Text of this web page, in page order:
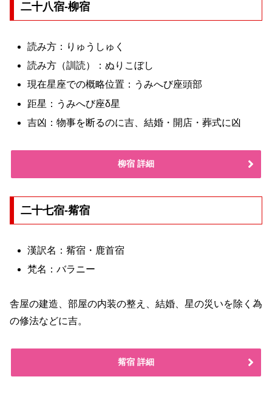
二十八宿-柳宿
読み方：りゅうしゅく
読み方（訓読）：ぬりこぼし
現在星座での概略位置：うみへび座頭部
距星：うみへび座δ星
吉凶：物事を断るのに吉、結婚・開店・葬式に凶
柳宿 詳細
二十七宿-觜宿
漢訳名：觜宿・鹿首宿
梵名：バラニー
舎屋の建造、部屋の内装の整え、結婚、星の災いを除く為
の修法などに吉。
觜宿 詳細